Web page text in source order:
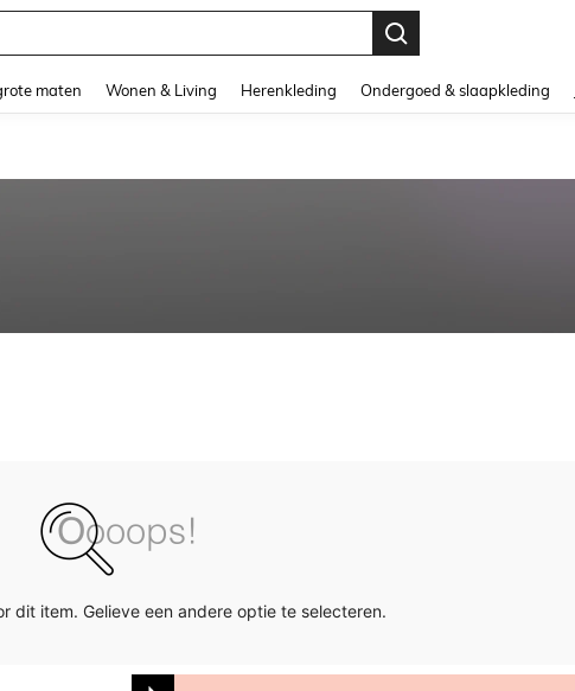
maten Wonen & Living Herenkleding Ondergoed & slaapkleding
dit item. Gelieve een andere optie te selecteren.